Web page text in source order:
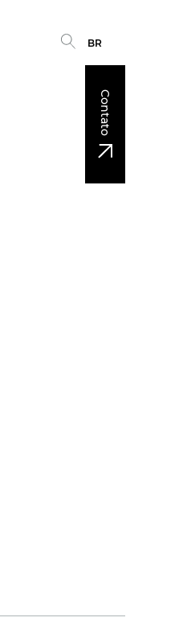
BR
Contato